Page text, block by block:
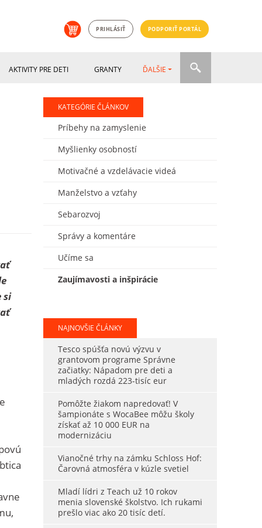
PRIHLÁSIŤ PODPORIŤ PORTÁL
AKTIVITY PRE DETI GRANTY ĎALŠIE
si
KATEGÓRIE ČLÁNKOV
Príbehy na zamyslenie
Myšlienky osobností
Motivačné a vzdelávacie videá
Manželstvo a vzťahy
Sebarozvoj
Správy a komentáre
Učíme sa
Zaujímavosti a inšpirácie
NAJNOVŠIE ČLÁNKY
Tesco spúšťa novú výzvu v
grantovom programe Správne
začiatky: Nápadom pre deti a
mladých rozdá 223-tisíc eur
Pomôžte žiakom napredovať! V
šampionáte s WocaBee môžu školy
získať až 10 000 EUR na
modernizáciu
Vianočné trhy na zámku Schloss Hof:
Čarovná atmosféra v kúzle svetiel
Mladí lídri z Teach už 10 rokov
menia slovenské školstvo. Ich rukami
prešlo viac ako 20 tisíc detí.